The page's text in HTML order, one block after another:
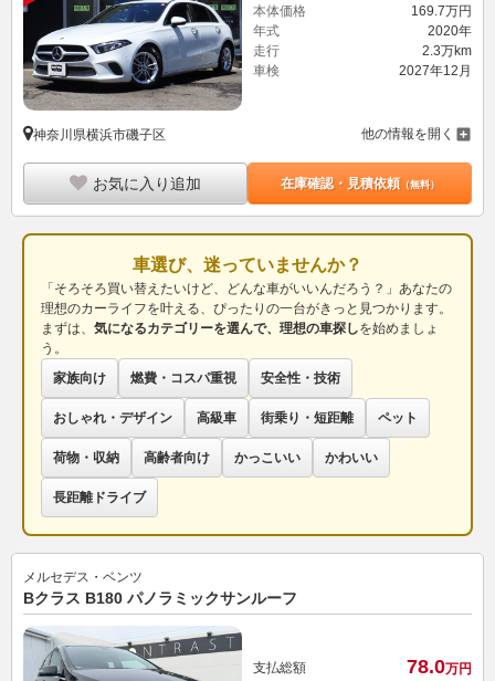
本体価格
169.7万円
年式
2020年
走行
2.3万km
車検
2027年12月
神奈川県横浜市磯子区 他の情報を開く
お気に入り追加 在庫確認・見積依頼（無料）
車選び、迷っていませんか？
「そろそろ買い替えたいけど、どんな車がいいんだろう？」あなたの
理想のカーライフを叶える、ぴったりの一台がきっと見つかります。
まずは、 気になるカテゴリーを選んで、理想の車探しを始めましょ
う。
家族向け
燃費・コスパ重視 安全性・技術
おしゃれ・デザイン 高級車 街乗り・短距離 ペット
荷物・収納 高齢者向け かっこいい かわいい
長距離ドライブ
メルセデス・ベンツ
Bクラス B180 パノラミックサンルーフ
支払総額 78.0万円